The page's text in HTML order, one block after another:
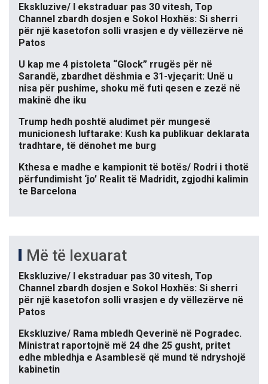
Ekskluzive/ I ekstraduar pas 30 vitesh, Top
Channel zbardh dosjen e Sokol Hoxhës: Si sherri
për një kasetofon solli vrasjen e dy vëllezërve në
Patos
U kap me 4 pistoleta “Glock” rrugës për në
Sarandë, zbardhet dëshmia e 31-vjeçarit: Unë u
nisa për pushime, shoku më futi qesen e zezë në
makinë dhe iku
Trump hedh poshtë aludimet për mungesë
municionesh luftarake: Kush ka publikuar deklarata
tradhtare, të dënohet me burg
Kthesa e madhe e kampionit të botës/ Rodri i thotë
përfundimisht ‘jo’ Realit të Madridit, zgjodhi kalimin
te Barcelona
Më të lexuarat
Ekskluzive/ I ekstraduar pas 30 vitesh, Top
Channel zbardh dosjen e Sokol Hoxhës: Si sherri
për një kasetofon solli vrasjen e dy vëllezërve në
Patos
Ekskluzive/ Rama mbledh Qeverinë në Pogradec.
Ministrat raportojnë më 24 dhe 25 gusht, pritet
edhe mbledhja e Asamblesë që mund të ndryshojë
kabinetin